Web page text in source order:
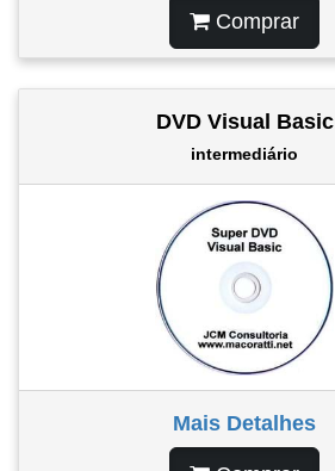
Comprar
DVD Visual Basic
intermediário
Mais Detalhes